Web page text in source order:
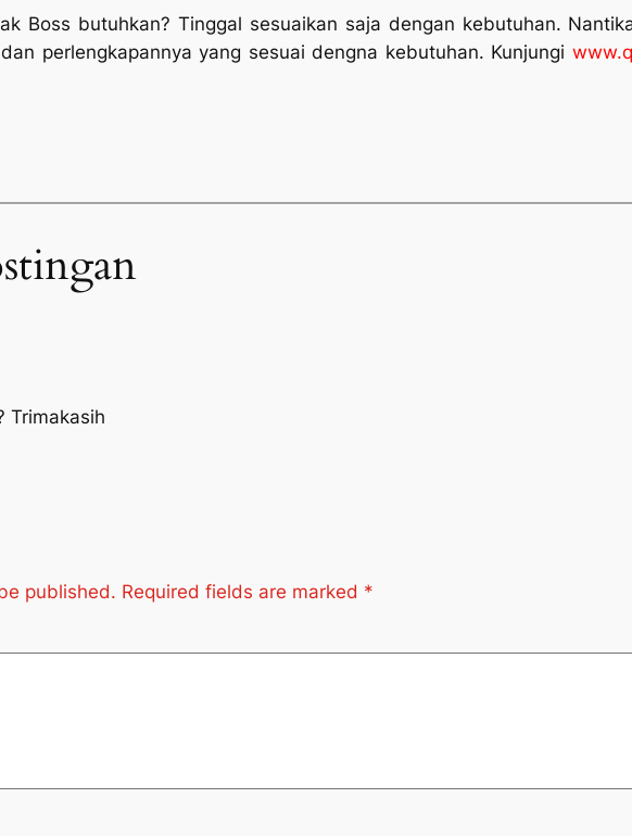
Boss butuhkan? Tinggal sesuaikan saja dengan kebutuhan.
perlengkapannya yang sesuai dengna kebutuhan. Kunjungi
Trimakasih
published. Required fields are marked *